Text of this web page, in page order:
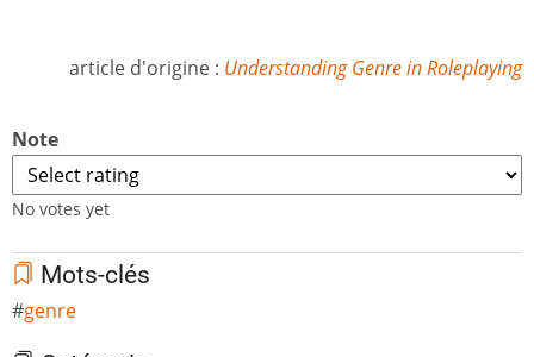
article d'origine : Understanding Genre in Roleplaying
Note
No votes yet
Mots-clés
genre